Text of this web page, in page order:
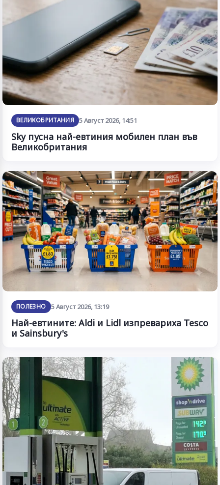
ВЕЛИКОБРИТАНИЯ 5 Август 2026, 14:51
Sky пусна най-евтиния мобилен план във
Великобритания
ПОЛЕЗНО 5 Август 2026, 13:19
Най-евтините: Aldi и Lidl изпревариха Tesco
и Sainsbury's